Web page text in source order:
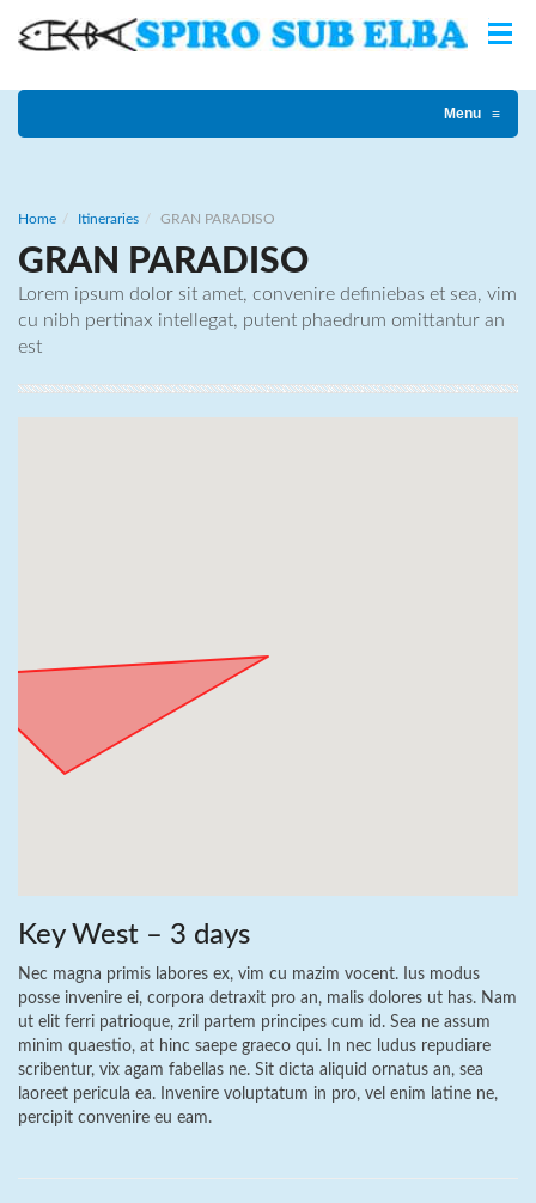
Menu ≡
Home Itineraries GRAN PARADISO
GRAN PARADISO
Lorem ipsum dolor sit amet, convenire definiebas et sea, vim
cu nibh pertinax intellegat, putent phaedrum omittantur an
est
Key West – 3 days
Nec magna primis labores ex, vim cu mazim vocent. Ius modus
posse invenire ei, corpora detraxit pro an, malis dolores ut has. Nam
ut elit ferri patrioque, zril partem principes cum id. Sea ne assum
minim quaestio, at hinc saepe graeco qui. In nec ludus repudiare
scribentur, vix agam fabellas ne. Sit dicta aliquid ornatus an, sea
laoreet pericula ea. Invenire voluptatum in pro, vel enim latine ne,
percipit convenire eu eam.